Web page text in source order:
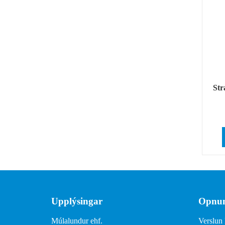
Upplýsingar
Múlalundur ehf. Verslun